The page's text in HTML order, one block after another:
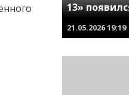
13»
21.05.202619:19